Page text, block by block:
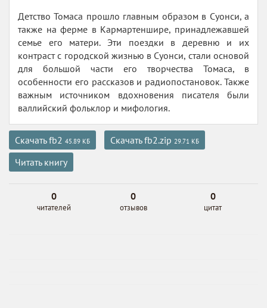
Детство Томаса прошло главным образом в Суонси, а
также на ферме в Кармартеншире, принадлежавшей
семье его матери. Эти поездки в деревню и их
контраст с городской жизнью в Суонси, стали основой
для большой части его творчества Томаса, в
особенности его рассказов и радиопостановок. Также
важным источником вдохновения писателя были
валлийский фольклор и мифология.
Скачать fb2 45.89 КБ Скачать fb2.zip 29.71 КБ
Читать книгу
0
читателей
0
отзывов
0
цитат